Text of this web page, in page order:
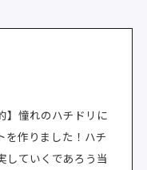
】憧れのハチドリに
を作りました！ハチ
していくであろう当